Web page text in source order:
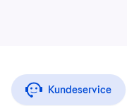
Kundeservice